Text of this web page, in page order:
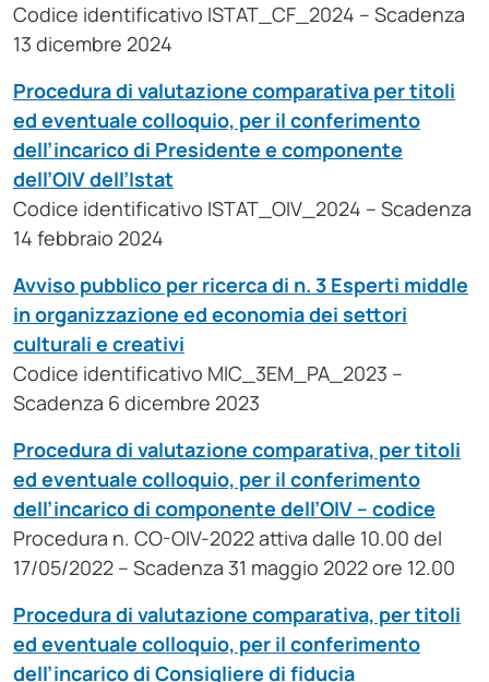
Codice identificativo ISTAT_CF_2024 – Scadenza
13 dicembre 2024
Procedura di valutazione comparativa per titoli
ed eventuale colloquio, per il conferimento
dell’incarico di Presidente e componente
dell’OIV dell’Istat
Codice identificativo ISTAT_OIV_2024 – Scadenza
14 febbraio 2024
Avviso pubblico per ricerca di n. 3 Esperti middle
in organizzazione ed economia dei settori
culturali e creativi
Codice identificativo MIC_3EM_PA_2023 –
Scadenza 6 dicembre 2023
Procedura di valutazione comparativa, per titoli
ed eventuale colloquio, per il conferimento
dell’incarico di componente dell’OIV – codice
Procedura n. CO-OIV-2022 attiva dalle 10.00 del
17/05/2022 – Scadenza 31 maggio 2022 ore 12.00
Procedura di valutazione comparativa, per titoli
ed eventuale colloquio, per il conferimento
dell’incarico di Consigliere di fiducia